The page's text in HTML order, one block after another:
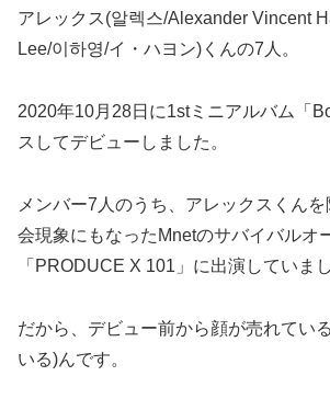
アレックス(알렉스/Alexander Vincent
Lee/이하영/イ・ハヨン)くんの7人。
2020年10月28日に1stミニアルバム「
スしてデビューしました。
メンバー7人のうち、アレックスくん
会現象にもなったMnetのサバイバルオ
「PRODUCE X 101」に出演していまし
だから、デビュー前から顔が売れてい
いる)んです。